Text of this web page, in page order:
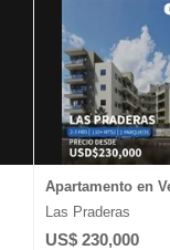
Apartamento en
Las Praderas
US$ 230,000